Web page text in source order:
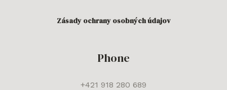
Zásady ochrany osobných údajov
Phone
+421 918 280 689